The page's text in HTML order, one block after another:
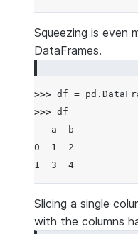
Squeezing is even
DataFrames.
>>> df = pd .
>>> df
   a  b
0  1  2
1  3  4
Slicing a single
with the columns